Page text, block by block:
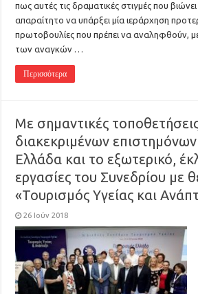
πως αυτές τις δραματικές στιγμές που
απαραίτητο να υπάρξει μία ιεράρχηση
πρωτοβουλίες που πρέπει να αναληφθούν,
των αναγκών …
Περισσότερα
Με σημαντικές
διακεκριμένων
Ελλάδα και το εξωτερικό,
εργασίες του Συνεδρίου με
«Τουρισμός Υγείας και
26 Ιούν 2018